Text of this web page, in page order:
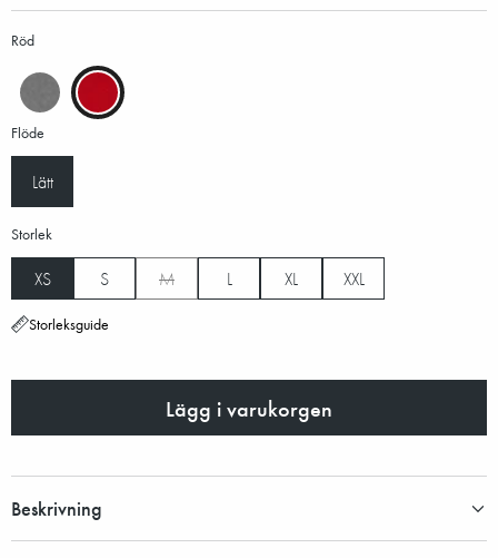
Röd
Flöde
Lätt
Storlek
XS S M L XL XXL
Storleksguide
Lägg i varukorgen
Beskrivning